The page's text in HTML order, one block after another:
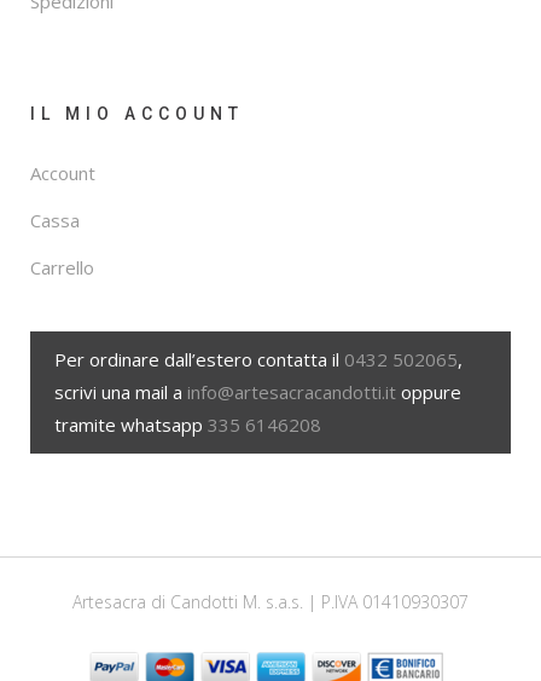
IL MIO ACCOUNT
Account
Cassa
Carrello
Per ordinare dall’estero contatta il 0432 502065,
scrivi una mail a info@artesacracandotti.it oppure
tramite whatsapp 335 6146208
Artesacra di Candotti M. s.a.s. | P.IVA 01410930307